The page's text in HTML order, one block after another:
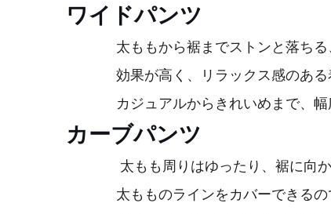
ワイドパンツ
太ももから裾までストンと落ち
効果が高く、リラックス感のあ
カジュアルからきれいめまで、
カーブパンツ
太もも周りはゆったり、裾に向
太もものラインをカバーできる